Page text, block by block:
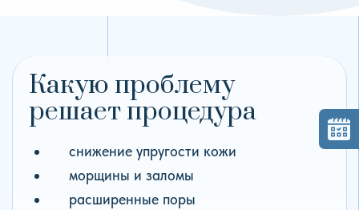
Какую проблему
решает процедура
снижение упругости кожи
морщины и заломы
расширенные поры